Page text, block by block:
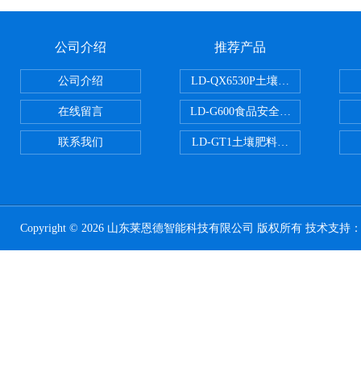
公司介绍
公司介绍
在线留言
联系我们
推荐产品
LD-QX6530P土壤氧化还原电位检
LD-G600食品安全检测仪
LD-GT1土壤肥料养分检测仪
Copyright © 2026 山东莱恩德智能科技有限公司 版权所有 技术支持：